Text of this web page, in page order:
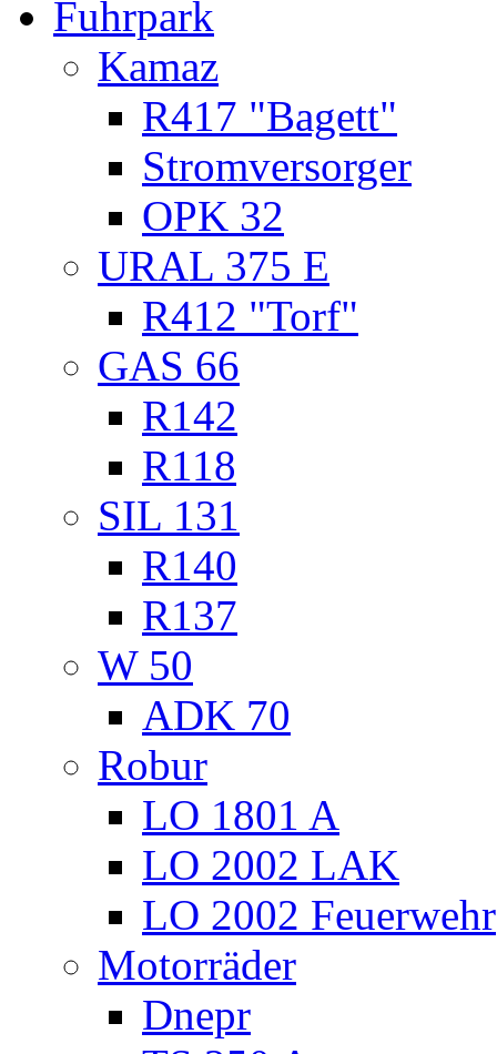
Fuhrpark
Kamaz
R417 "Bagett"
Stromversorger
OPK 32
URAL 375 E
R412 "Torf"
GAS 66
R142
R118
SIL 131
R140
R137
W 50
ADK 70
Robur
LO 1801 A
LO 2002 LAK
LO 2002 Feuerwehr
Motorräder
Dnepr